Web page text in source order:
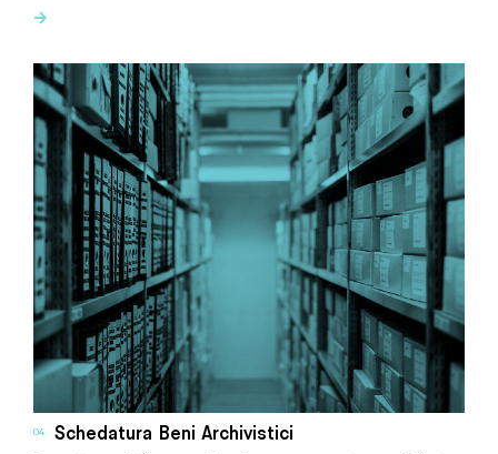
→
04. Schedatura Beni Archivistici